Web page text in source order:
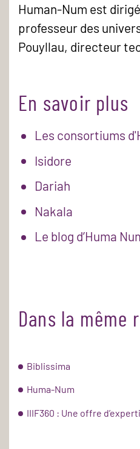
Human-Num est
professeur des
Pouyllau, directeur
En savoir plus
Les consortiums
Isidore
Dariah
Nakala
Le blog d’Huma
Dans la même
Biblissima
Huma-Num
IIIF360 : Une offre